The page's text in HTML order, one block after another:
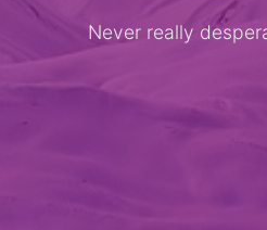
Never really